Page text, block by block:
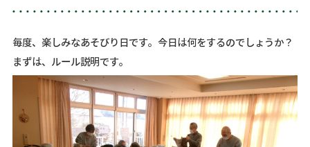
毎度、楽しみなあそびり日です。今日は何をするのでしょうか？
まずは、ルール説明です。